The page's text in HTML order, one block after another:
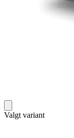
Valgt variant